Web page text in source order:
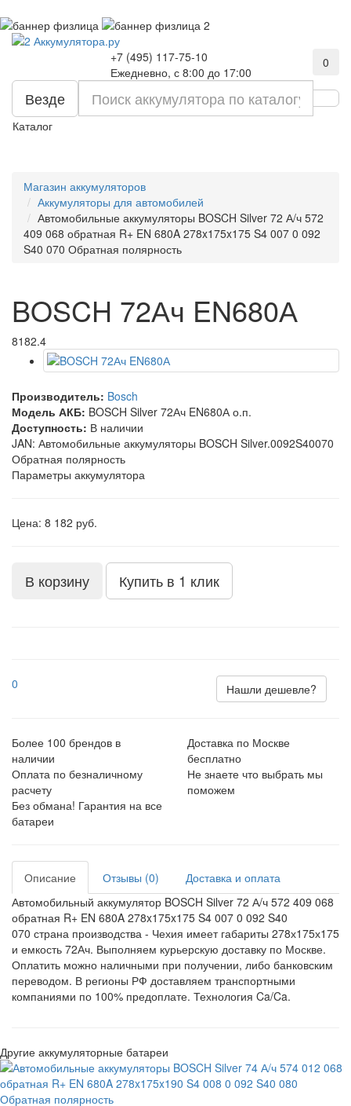
+7 (495) 117-75-10
Ежедневно, с 8:00 до 17:00
0
Везде
Каталог
Магазин аккумуляторов
Аккумуляторы для автомобилей
Автомобильные аккумуляторы BOSCH Silver 72 А/ч 572
409 068 обратная R+ EN 680A 278x175x175 S4 007 0 092
S40 070 Обратная полярность
BOSCH 72Ач EN680А
8182.4
Производитель: Bosch
Модель АКБ: BOSCH Silver 72Ач EN680А о.п.
Доступность: В наличии
JAN: Автомобильные аккумуляторы BOSCH Silver.0092S40070
Обратная полярность
Параметры аккумулятора
Цена: 8 182 руб.
В корзину Купить в 1 клик
0 Нашли дешевле?
Более 100 брендов в
наличии
Доставка по Москве
бесплатно
Оплата по безналичному
расчету
Не знаете что выбрать мы
поможем
Без обмана! Гарантия на все
батареи
Описание Отзывы (0)
Доставка и оплата
Автомобильный аккумулятор BOSCH Silver 72 А/ч 572 409 068
обратная R+ EN 680A 278x175x175 S4 007 0 092 S40
070 страна производства - Чехия имеет габариты 278х175х175
и емкость 72Ач. Выполняем курьерскую доставку по Москве.
Оплатить можно наличными при получении, либо банковским
переводом. В регионы РФ доставляем транспортными
компаниями по 100% предоплате. Технология Ca/Ca.
Другие аккумуляторные батареи